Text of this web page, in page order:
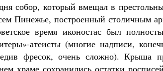
собор, который вмещал в
Пинежье, построенный столичным
время иконостас был
атеисты (многие надписи,
фресок, очень сложно). Крыша
храме сохранились остатки